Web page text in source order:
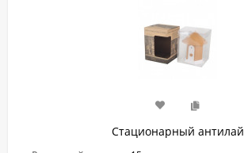
Стационарный антилай